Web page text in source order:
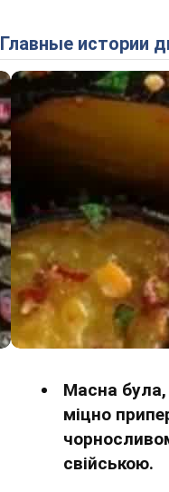
Главные истории
Масна була,
міцно
свійською.